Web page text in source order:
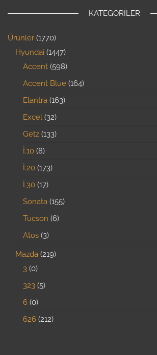
KATEGORILER
Ürünler 1770
Hyundai 1447
Accent 598
Accent Blue 164
Elantra 163
Excel 32
Getz 133
İ.10 8
İ.20 173
İ.30 17
Sonata 155
Tucson 6
Atos 3
Mazda 219
3 0
323 5
6 0
626 212